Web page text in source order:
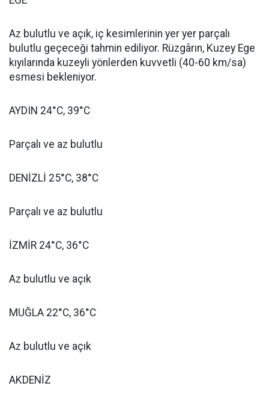
Az bulutlu ve açık, iç kesimlerinin yer yer parçalı
bulutlu geçeceği tahmin ediliyor. Rüzgârın, Kuzey Ege
kıyılarında kuzeyli yönlerden kuvvetli (40-60 km/sa)
esmesi bekleniyor.
AYDIN 24°C, 39°C
Parçalı ve az bulutlu
DENİZLİ 25°C, 38°C
Parçalı ve az bulutlu
İZMİR 24°C, 36°C
Az bulutlu ve açık
MUĞLA 22°C, 36°C
Az bulutlu ve açık
AKDENİZ